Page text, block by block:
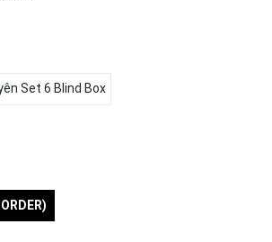
Set 6 Blind Box